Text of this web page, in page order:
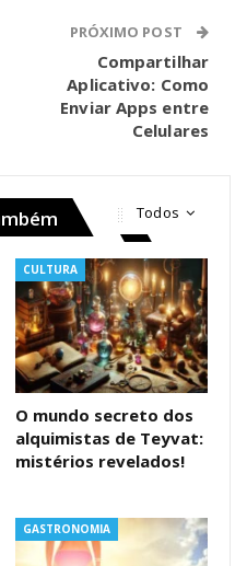
PRÓXIMO POST
Compartilhar
Aplicativo: Como
Enviar Apps entre
Celulares
Todos
CULTURA
O mundo secreto dos
alquimistas de Teyvat:
mistérios revelados!
GASTRONOMIA